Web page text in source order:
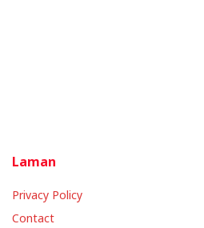
Laman
Privacy Policy
Contact